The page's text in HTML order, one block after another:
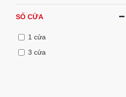
SỐ CỬA
1 cửa
3 cửa